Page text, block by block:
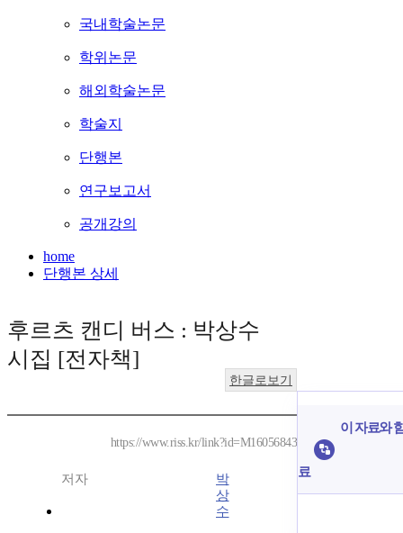
국내학술논문
학위논문
해외학술논문
학술지
단행본
연구보고서
공개강의
home
단행본 상세
후르츠 캔디 버스 : 박상수
시집 [전자책]
한글로보기
https://www.riss.kr/link?id=M16056843
저자
박
상
수
이 자료와
료